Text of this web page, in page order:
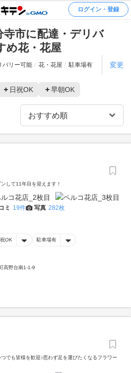
ログイン・登録
寺市に配達・デリバ
め花・花屋
バリー可能 花・花屋 駐車場有 変更
日祝OK 早朝OK
して11年目を迎えます！
ミ 19件 写真 282枚
OK 駐車場有
高野台南1-1-9
でも皆様を歓迎♪思わず足を運びたくなるフラワー